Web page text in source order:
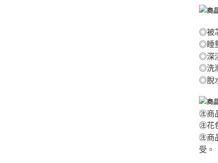
◎被
◎睡
◎深
◎洗
◎脫
㊟商
㊟花
㊟商
受。